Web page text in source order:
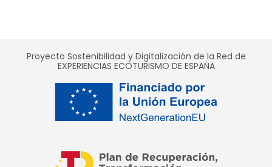
Calefacción,
armario,
Proyecto Sostenibilidad y Digitalización de la Red de
EXPERIENCIAS ECOTURISMO DE ESPAÑA